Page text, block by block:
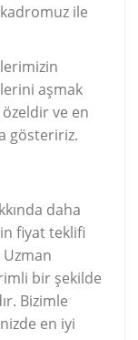
ile
aşmak
özeldir ve en
gösteririz.
daha
fiyat teklifi
bir şekilde
Bizimle
en iyi